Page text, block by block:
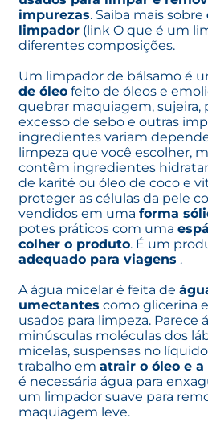
impurezas. Saiba mais sobre
limpador (link O que é um
diferentes composições.
Um limpador de bálsamo é
de óleo feito de óleos e
quebrar maquiagem, sujeira,
excesso de sebo e outras
ingredientes variam
limpeza que você escolher,
contêm ingredientes
de karité ou óleo de coco e
proteger as células da pele
vendidos em uma forma
potes práticos com uma
colher o produto. É um
adequado para viagens .
A água micelar é feita de
umectantes como glicerina
usados para limpeza. Parece
minúsculas moléculas dos
micelas, suspensas no
trabalho em atrair o óleo e
é necessária água para
um limpador suave para
maquiagem leve.